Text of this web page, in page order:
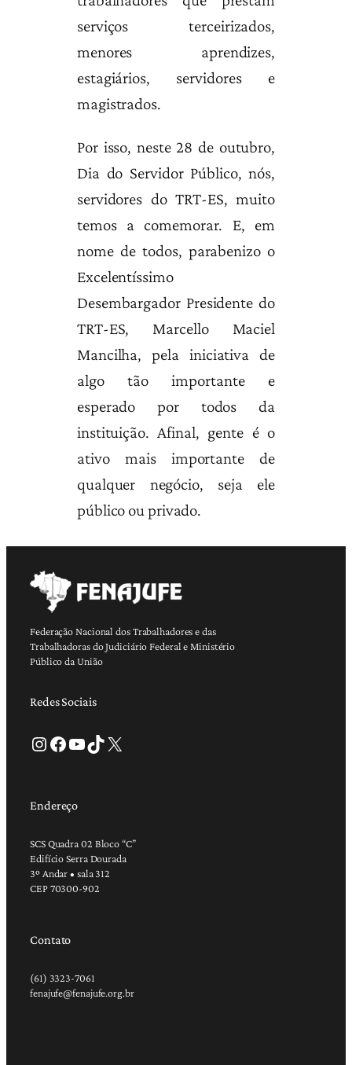
serviços terceirizados,
menores aprendizes,
estagiários, servidores e
magistrados.
Por isso, neste 28 de outubro,
Dia do Servidor Público, nós,
servidores do TRT-ES, muito
temos a comemorar. E, em
nome de todos, parabenizo o
Excelentíssimo
Desembargador Presidente do
TRT-ES, Marcello Maciel
Mancilha, pela iniciativa de
algo tão importante e
esperado por todos da
instituição. Afinal, gente é o
ativo mais importante de
qualquer negócio, seja ele
público ou privado.
Federação Nacional dos Trabalhadores e das
Trabalhadoras do Judiciário Federal e Ministério
Público da União
Redes Sociais
Instagram Facebook Youtube TikTok X
Endereço
SCS Quadra 02 Bloco “C”
Edifício Serra Dourada
3º Andar • sala 312
CEP 70300-902
Contato
(61) 3323-7061
fenajufe@fenajufe.org.br